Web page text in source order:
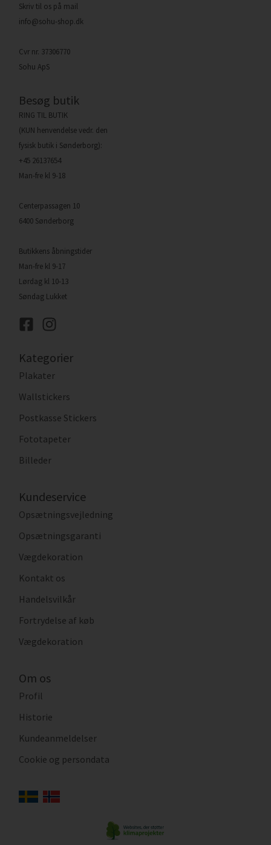
Skriv til os på mail
info@sohu-shop.dk
Cvr nr. 37306770
Sohu ApS
Besøg butik
RING TIL BUTIK
(KUN henvendelse vedr. den
fysisk butik i Sønderborg):
+45 26137654
Man-fre kl 9-18
Centerpassagen 10
6400 Sønderborg
Butikkens åbningstider
Man-fre kl 9-17
Lørdag kl 10-13
Søndag Lukket
Kategorier
Plakater
Wallstickers
Postkasse Stickers
Fototapeter
Billeder
Kundeservice
Opsætningsvejledning
Opsætningsgaranti
Vægdekoration
Kontakt os
Handelsvilkår
Fortrydelse af køb
Vægdekoration
Om os
Profil
Historie
Kundeanmeldelser
Cookie og persondata